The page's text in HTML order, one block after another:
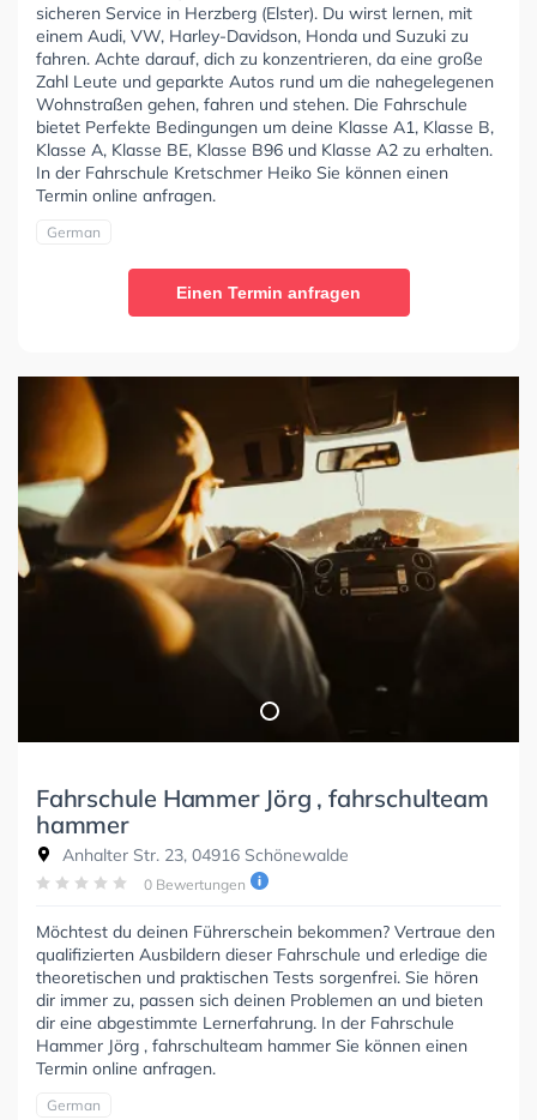
sicheren Service in Herzberg (Elster). Du wirst lernen, mit
einem Audi, VW, Harley-Davidson, Honda und Suzuki zu
fahren. Achte darauf, dich zu konzentrieren, da eine große
Zahl Leute und geparkte Autos rund um die nahegelegenen
Wohnstraßen gehen, fahren und stehen. Die Fahrschule
bietet Perfekte Bedingungen um deine Klasse A1, Klasse B,
Klasse A, Klasse BE, Klasse B96 und Klasse A2 zu erhalten.
In der Fahrschule Kretschmer Heiko Sie können einen
Termin online anfragen.
German
Einen Termin anfragen
Fahrschule Hammer Jörg , fahrschulteam
hammer
Anhalter Str. 23, 04916 Schönewalde
0 Bewertungen
Möchtest du deinen Führerschein bekommen? Vertraue den
qualifizierten Ausbildern dieser Fahrschule und erledige die
theoretischen und praktischen Tests sorgenfrei. Sie hören
dir immer zu, passen sich deinen Problemen an und bieten
dir eine abgestimmte Lernerfahrung. In der Fahrschule
Hammer Jörg , fahrschulteam hammer Sie können einen
Termin online anfragen.
German